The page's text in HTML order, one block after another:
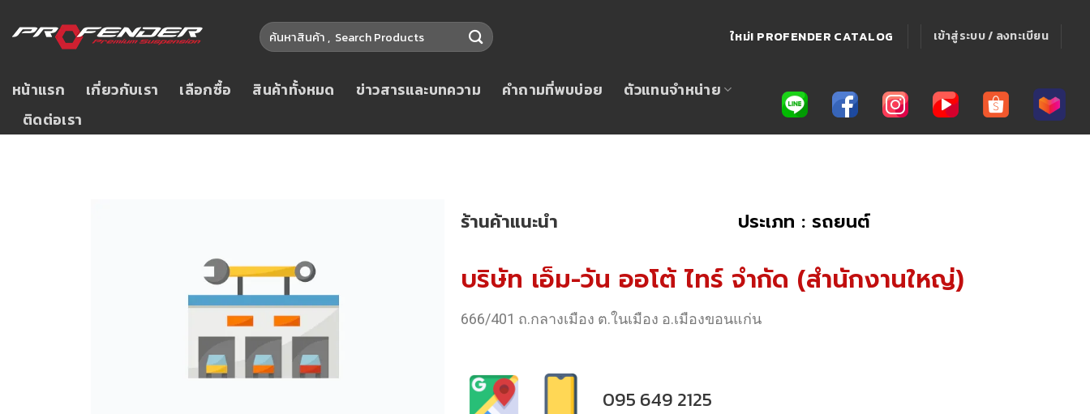
ใหม่! PROFENDER CATALOG เข้าสู่ระบบ / ลงทะเบียน
หน้าแรก เกี่ยวกับเรา เลือกซื้อ สินค้าทั้งหมด ข่าวสารและบทความ คำถามที่พบบ่อย
ตัวแทนจำหน่าย
ติดต่อเรา
ร้านค้าแนะนำ ประเภท : รถยนต์
บริษัท เอ็ม-วัน ออโต้ ไทร์ จำกัด (สำนักงานใหญ่)
666/401 ถ.กลางเมือง ต.ในเมือง อ.เมืองขอนแก่น
095 649 2125